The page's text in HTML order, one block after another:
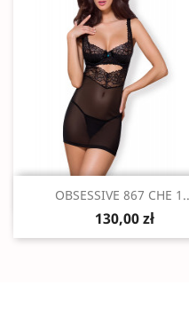
Szybki podgląd
OBSESSIVE 867 CHE
130,00 zł